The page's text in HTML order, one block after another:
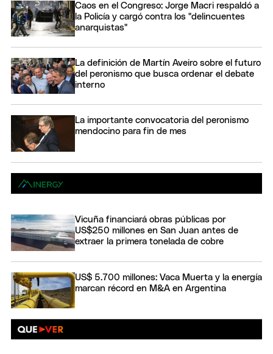
Caos en el Congreso: Jorge Macri respaldó a
la Policía y cargó contra los "delincuentes
anarquistas"
La definición de Martín Aveiro sobre el futuro
del peronismo que busca ordenar el debate
interno
La importante convocatoria del peronismo
mendocino para fin de mes
Vicuña financiará obras públicas por
US$250 millones en San Juan antes de
extraer la primera tonelada de cobre
US$ 5.700 millones: Vaca Muerta y la energía
marcan récord en M&A en Argentina